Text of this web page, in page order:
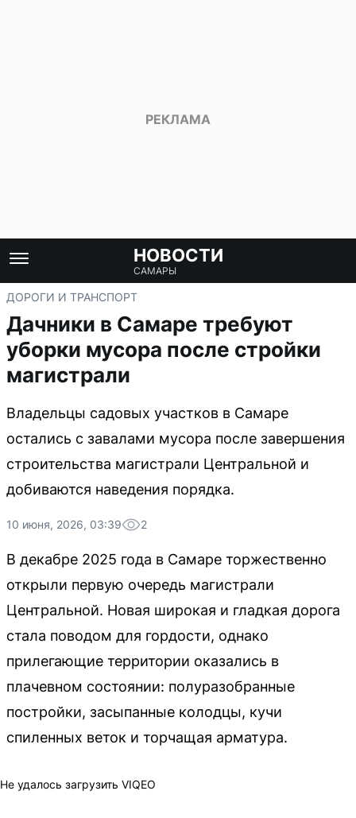
НОВОСТИ
САМАРЫ
ДОРОГИ И ТРАНСПОРТ
Дачники в Самаре требуют
уборки мусора после стройки
магистрали
Владельцы садовых участков в Самаре
остались с завалами мусора после завершения
строительства магистрали Центральной и
добиваются наведения порядка.
10 июня, 2026, 03:39 2
В декабре 2025 года в Самаре торжественно
открыли первую очередь магистрали
Центральной. Новая широкая и гладкая дорога
стала поводом для гордости, однако
прилегающие территории оказались в
плачевном состоянии: полуразобранные
постройки, засыпанные колодцы, кучи
спиленных веток и торчащая арматура.
Не удалось загрузить VIQEO